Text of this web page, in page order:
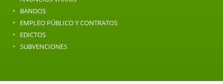
· BANDOS
· EMPLEO PÚBLICO Y CONTRATOS
· EDICTOS
· SUBVENCIONES